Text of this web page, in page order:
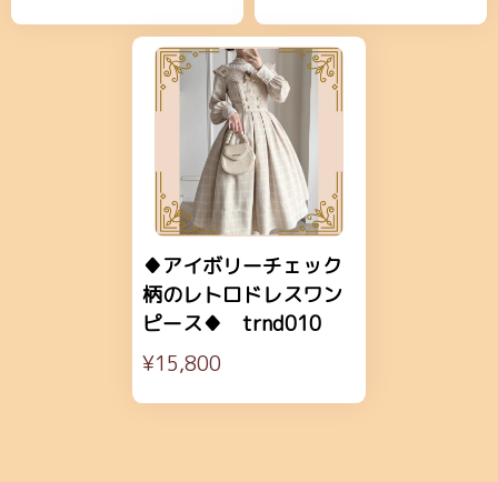
♦アイボリーチェック
柄のレトロドレスワン
ピース♦ trnd010
¥15,800